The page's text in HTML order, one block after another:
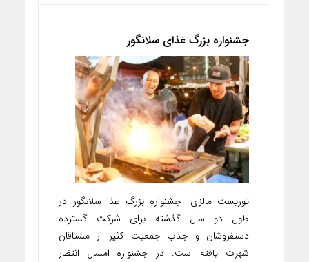
جشنواره بزرگ غذای سلانگور
توریست مالزی- جشنواره بزرگ غذا سلانگور در
طول دو سال گذشته برای شرکت گسترده
دستفروشان و جذب جمعیت کثیر از مشتاقان
شهرت یافته است. در جشنواره امسال انتظار